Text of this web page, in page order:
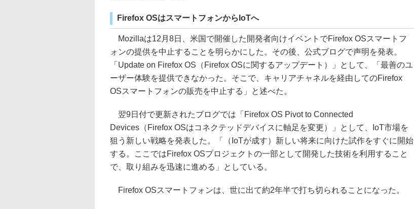
Firefox OSはスマートフォンからIoTへ
Mozillaは12月8日、米国で開催した開発者向けイベントでFirefox OSスマートフ
ォンの提供を中止することを明らかにした。その後、公式ブログで声明を発表。
「Update on Firefox OS（Firefox OSに関するアップデート）」として、「最善のユ
ーザー体験を提供できなかった。そこで、キャリアチャネルを経由してのFirefox
OSスマートフォンの販売を中止する」と述べた。
翌9日付で更新されたブログでは「Firefox OS Pivot to Connected
Devices（Firefox OSはコネクテッドデバイスに軸足を変更）」として、IoT市場を
狙う新しい戦略を発表した。「（IoTが成す）新しい将来に向けた試作をすぐに開始
する。ここではFirefox OSプロジェクトの一部として開発した技術を利用すること
で、取り組みを迅速に進める」としている。
Firefox OSスマートフォンは、世に出て約2年半で打ち切られることになった。